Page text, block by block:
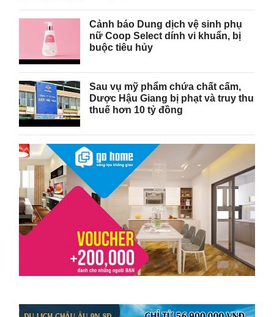
Cảnh báo Dung dịch vệ sinh phụ
nữ Coop Select dính vi khuẩn, bị
buộc tiêu hủy
Sau vụ mỹ phẩm chứa chất cấm,
Dược Hậu Giang bị phạt và truy thu
thuế hơn 10 tỷ đồng